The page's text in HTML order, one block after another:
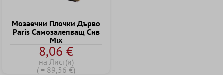
Mозаечни Плочки Дърво
Paris Cамозалепващ Сив
Mix
8,06 €
на Лист(и)
( = 89,56 €)